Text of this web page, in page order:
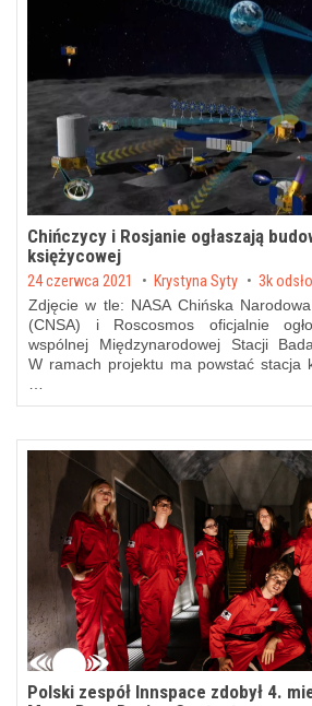
Chińczycy i Rosjanie ogłaszają
księżycowej
Posted on
24 czerwca 2021 by Krystyna Syty 3k
Zdjęcie w tle: NASA Chińska
(CNSA) i Roscosmos oficjalnie
wspólnej Międzynarodowej Stacji
W ramach projektu ma powstać stacja
Polski zespół Innspace zdobył 4.